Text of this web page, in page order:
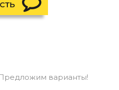
и декоративного
варианты!